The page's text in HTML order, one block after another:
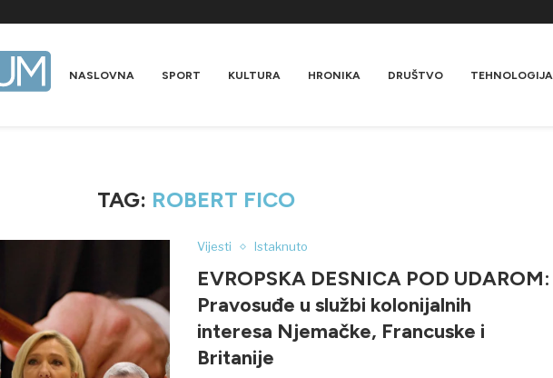
NASLOVNA SPORT KULTURA HRONIKA DRUŠTVO TEHNOLOGIJA
TAG: ROBERT FICO
Vijesti Istaknuto
EVROPSKA DESNICA POD UDAROM:
Pravosuđe u službi kolonijalnih
interesa Njemačke, Francuske i
Britanije